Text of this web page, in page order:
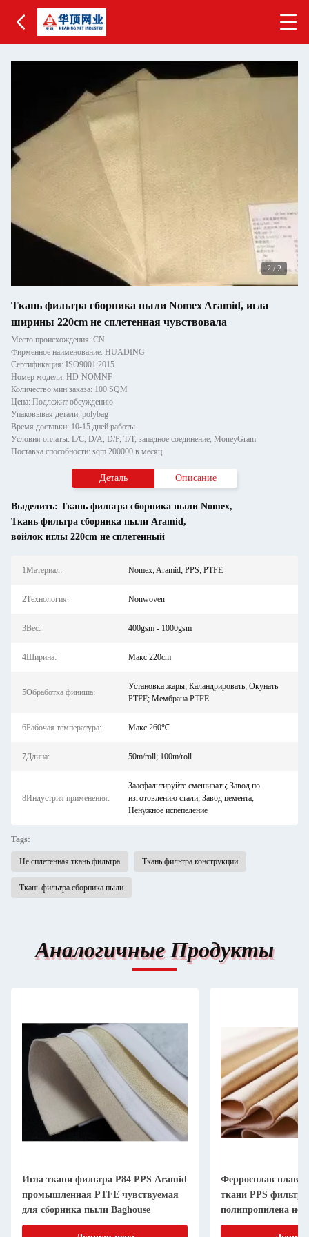
2 /2
Ткань фильтра сборника пыли Nomex Aramid, игла
ширины 220cm не сплетенная чувствовала
Место происхождения: CN
Фирменное наименование: HUADING
Сертификация: ISO9001:2015
Номер модели: HD-NOMNF
Количество мин заказа: 100 SQM
Цена: Подлежит обсуждению
Упаковывая детали: polybag
Время доставки: 10-15 дней работы
Условия оплаты: L/C, D/A, D/P, T/T, западное соединение, MoneyGram
Поставка способности: sqm 200000 в месяц
Деталь Описание
Выделить: Ткань фильтра сборника пыли Nomex,
Ткань фильтра сборника пыли Aramid,
войлок иглы 220cm не сплетенный
1Материал: Nomex; Aramid; PPS; PTFE
2Технология: Nonwoven
3Вес: 400gsm - 1000gsm
4Ширина: Макс 220cm
5Обработка финиша:
Установка жары; Каландрировать; Окунать
PTFE; Мембрана PTFE
6Рабочая температура: Макс 260℃
7Длина: 50m/roll; 100m/roll
8Индустрия применения:
Заасфальтируйте смешивать; Завод по
изготовлению стали; Завод цемента;
Ненужное испепеление
Tags:
Не сплетенная ткань фильтра Ткань фильтра конструкции
Ткань фильтра сборника пыли
Аналогичные Продукты
Игла ткани фильтра P84 PPS Aramid
промышленная PTFE чувствуемая
для сборника пыли Baghouse
Ферросплав
ткани PPS
полипропилена не